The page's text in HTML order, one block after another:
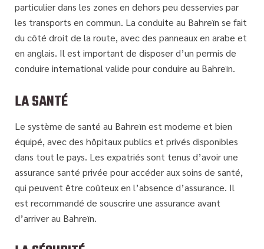
particulier dans les zones en dehors peu desservies par
les transports en commun. La conduite au Bahreïn se fait
du côté droit de la route, avec des panneaux en arabe et
en anglais. Il est important de disposer d’un permis de
conduire international valide pour conduire au Bahreïn.
LA SANTÉ
Le système de santé au Bahreïn est moderne et bien
équipé, avec des hôpitaux publics et privés disponibles
dans tout le pays. Les expatriés sont tenus d’avoir une
assurance santé privée pour accéder aux soins de santé,
qui peuvent être coûteux en l’absence d’assurance. Il
est recommandé de souscrire une assurance avant
d’arriver au Bahreïn.